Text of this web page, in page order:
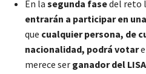
En la segunda fasedel reto
entrarán a participar en
que cualquier persona, de
nacionalidad, podrá votar
merece ser ganador del